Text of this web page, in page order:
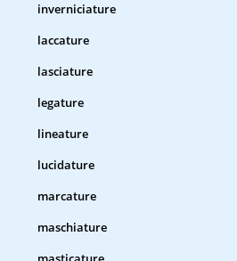
inverniciature
laccature
lasciature
legature
lineature
lucidature
marcature
maschiature